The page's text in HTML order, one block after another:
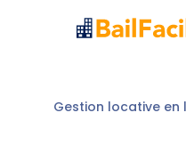
Gestion locative en